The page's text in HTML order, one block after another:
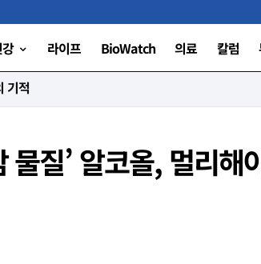
라이프 BioWatch 의료 칼럼
기적
질’ 알코올, 멀리해